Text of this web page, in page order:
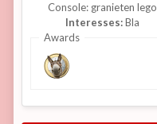
Console: granieten lego
Interesses:Bla
Awards